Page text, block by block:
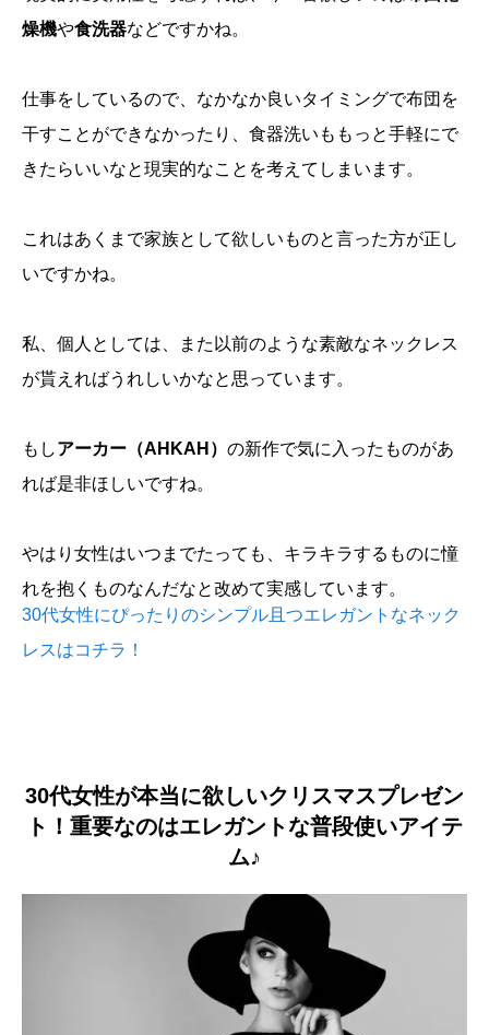
燥機や食洗器などですかね。
仕事をしているので、なかなか良いタイミングで布団を
干すことができなかったり、食器洗いももっと手軽にで
きたらいいなと現実的なことを考えてしまいます。
これはあくまで家族として欲しいものと言った方が正し
いですかね。
私、個人としては、また以前のような素敵なネックレス
が貰えればうれしいかなと思っています。
もしアーカー（AHKAH） の新作で気に入ったものがあ
れば是非ほしいですね。
やはり女性はいつまでたっても、キラキラするものに憧
れを抱くものなんだなと改めて実感しています。
30代女性にぴったりのシンプル且つエレガントなネック
レスはコチラ！
30代女性が本当に欲しいクリスマスプレゼン
ト！重要なのはエレガントな普段使いアイテ
ム♪